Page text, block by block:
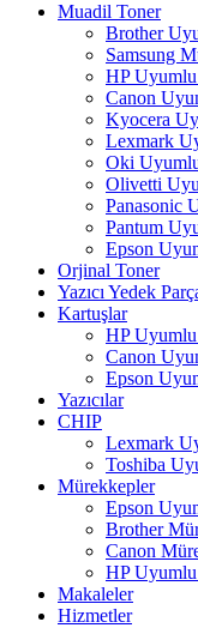
Muadil Toner
Brother
Samsung
HP
Canon
Kyocera
Lexmark
Oki
Olivetti
Panasonic
Pantum
Epson
Orjinal Toner
Yazıcı Yedek
Kartuşlar
HP
Canon
Epson
Yazıcılar
CHIP
Lexmark
Toshiba
Mürekkepler
Epson
Brother
Canon
HP
Makaleler
Hizmetler